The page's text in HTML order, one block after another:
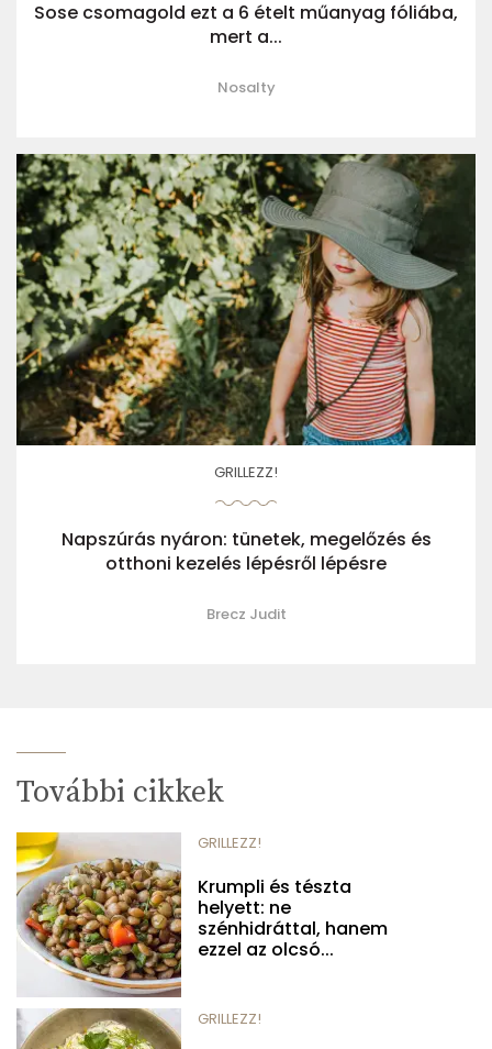
Sose csomagold ezt a 6 ételt műanyag fóliába,
mert a...
Nosalty
GRILLEZZ!
Napszúrás nyáron: tünetek, megelőzés és
otthoni kezelés lépésről lépésre
Brecz Judit
További cikkek
GRILLEZZ!
Krumpli és tészta
helyett: ne
szénhidráttal, hanem
ezzel az olcsó...
GRILLEZZ!